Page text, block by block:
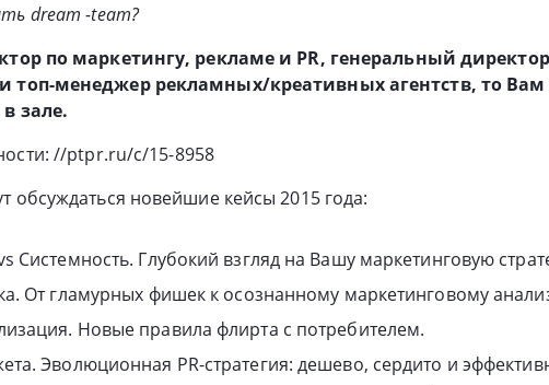
dream -team?
по маркетингу, рекламе и PR, генеральный
топ-менеджер рекламных/креативных агентств, то
зале.
//ptpr.ru/c/15-8958
обсуждаться новейшие кейсы 2015 года:
Системность. Глубокий взгляд на Вашу маркетинговую
От гламурных фишек к осознанному маркетинговому
Новые правила флирта с потребителем.
Эволюционная PR-стратегия: дешево, сердито и